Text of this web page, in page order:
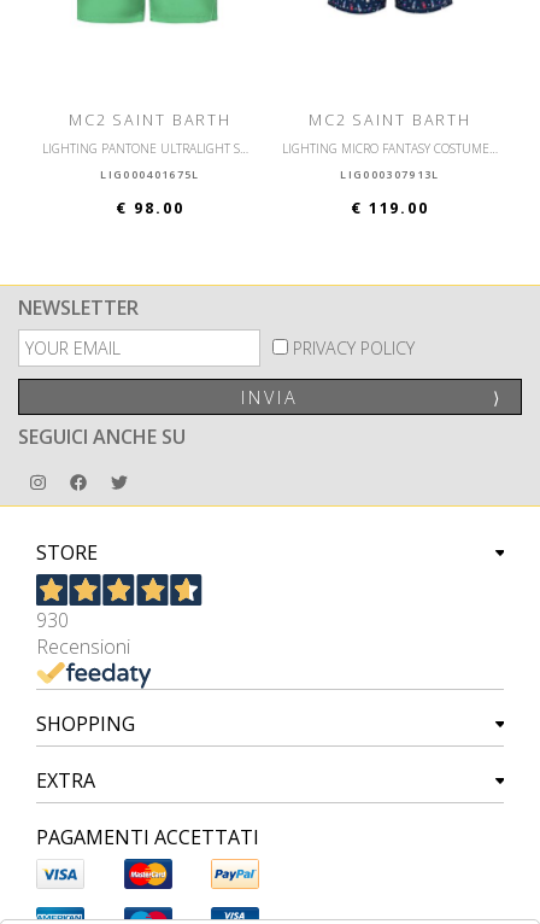
MC2 SAINT BARTH
LIG000401675L
€ 98.00
MC2 SAINT BARTH
LIG000307913L
€ 119.00
NEWSLETTER
PRIVACY POLICY
INVIA ⟩
SEGUICI ANCHE SU
STORE
930
Recensioni
SHOPPING
EXTRA
PAGAMENTI ACCETTATI